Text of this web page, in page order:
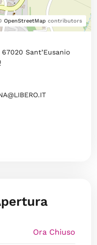
OpenStreetMapcontributors
Sant’Eusanio
Ora Chiuso